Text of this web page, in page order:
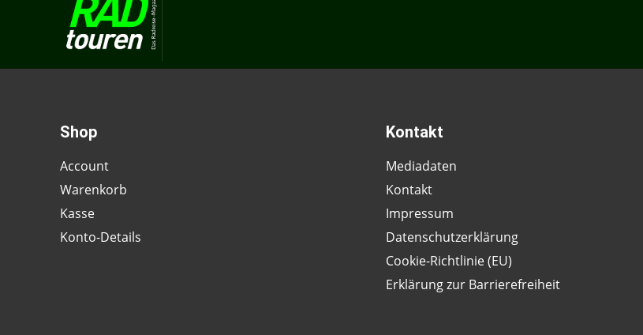
Shop
Account
Warenkorb
Kasse
Konto-Details
Kontakt
Mediadaten
Kontakt
Impressum
Datenschutzerklärung
Cookie-Richtlinie (EU)
Erklärung zur Barrierefreiheit